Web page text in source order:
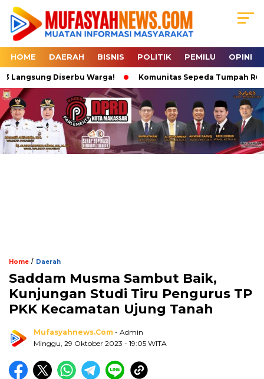
HOME DAERAH BISNIS POLITIK PEMILU OPINI
Diserbu Warga! Komunitas Sepeda Tumpah Ruah di
Home / Daerah
Saddam Musma Sambut Baik,
Kunjungan Studi Tiru Pengurus TP
PKK Kecamatan Ujung Tanah
Mufasyahnews.com - Admin
Minggu, 29 Oktober 2023 - 19:05 WITA